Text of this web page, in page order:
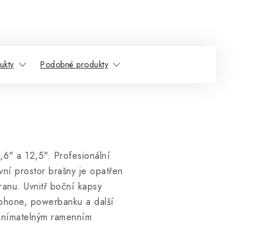
Podobné produkty
a 12,5". Profesionální
prostor brašny je opatřen
Uvnitř boční kapsy
powerbanku a další
ramenním